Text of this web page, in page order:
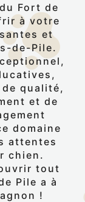
Fort de
à votre
et
de-Pile.
qualité,
et de
domaine
attentes
chien.
tout
Pile a à
!